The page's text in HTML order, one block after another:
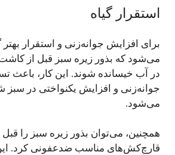
استقرار گیاه
برای افزایش جوانه‌زنی و استقرار بهتر
در آب خیسانده شوند. این کار، باعث
جوانه‌زنی و افزایش یکنواختی در
می‌شود.
همچنین، می‌توان بذور زیره سبز را
قارچ‌کش‌های مناسب ضدعفونی کرد. این